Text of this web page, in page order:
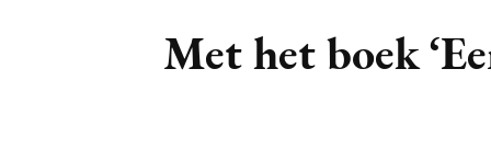
Met het boek